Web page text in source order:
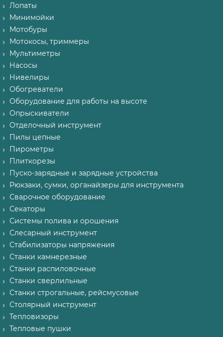
Лопаты
Минимойки
Мотобуры
Мотокосы, триммеры
Мультиметры
Насосы
Нивелиры
Обогреватели
Оборудование для работы на высоте
Опрыскиватели
Отделочный инструмент
Пилы цепные
Пирометры
Плиткорезы
Пуско-зарядные и зарядные устройства
Рюкзаки, сумки, органайзеры для инструмента
Сварочное оборудование
Секаторы
Системы полива и орошения
Слесарный инструмент
Стабилизаторы напряжения
Станки камнерезные
Станки распиловочные
Станки сверлильные
Станки строгальные, рейсмусовые
Столярный инструмент
Тепловизоры
Тепловые пушки